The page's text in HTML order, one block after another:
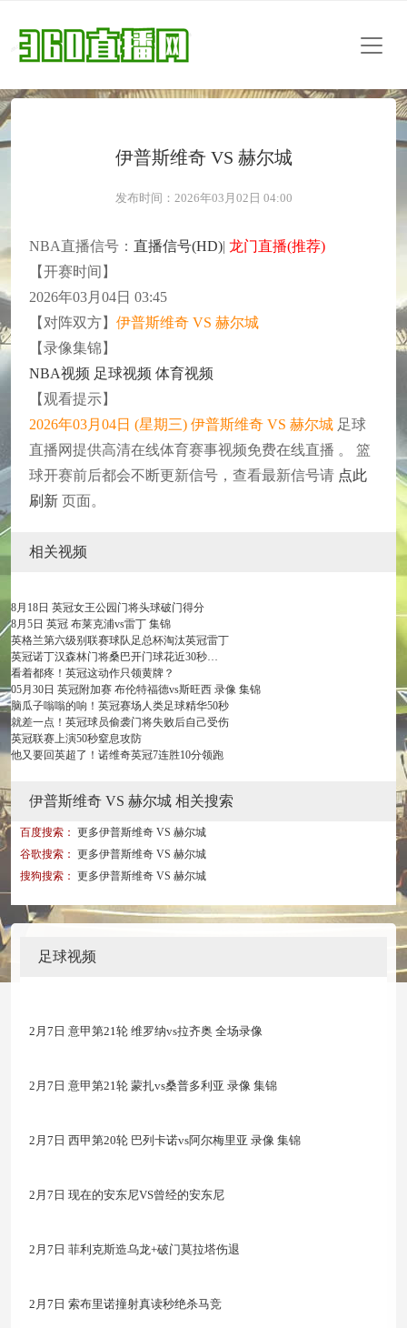
伊普斯维奇 VS 赫尔城
发布时间：2026年03月02日 04:00
NBA直播信号： 直播信号(HD)| 龙门直播(推荐)
【开赛时间】
2026年03月04日 03:45
【对阵双方】 伊普斯维奇 VS 赫尔城
【录像集锦】
NBA视频 足球视频 体育视频
【观看提示】
2026年03月04日 (星期三) 伊普斯维奇 VS 赫尔城 足球
直播网提供高清在线体育赛事视频免费在线直播 。 篮
球开赛前后都会不断更新信号，查看最新信号请 点此
刷新 页面。
相关视频
8月18日 英冠女王公园门将头球破门得分
8月5日 英冠 布莱克浦vs雷丁 集锦
英格兰第六级别联赛球队足总杯淘汰英冠雷丁
英冠诺丁汉森林门将桑巴开门球花近30秒…
看着都疼！英冠这动作只领黄牌？
05月30日 英冠附加赛 布伦特福德vs斯旺西 录像 集锦
脑瓜子嗡嗡的响！英冠赛场人类足球精华50秒
就差一点！英冠球员偷袭门将失败后自己受伤
英冠联赛上演50秒窒息攻防
他又要回英超了！诺维奇英冠7连胜10分领跑
伊普斯维奇 VS 赫尔城 相关搜索
百度搜索： 更多伊普斯维奇 VS 赫尔城
谷歌搜索： 更多伊普斯维奇 VS 赫尔城
搜狗搜索： 更多伊普斯维奇 VS 赫尔城
足球视频
2月7日 意甲第21轮 维罗纳vs拉齐奥 全场录像
2月7日 意甲第21轮 蒙扎vs桑普多利亚 录像 集锦
2月7日 西甲第20轮 巴列卡诺vs阿尔梅里亚 录像 集锦
2月7日 现在的安东尼VS曾经的安东尼
2月7日 菲利克斯造乌龙+破门莫拉塔伤退
2月7日 索布里诺撞射真读秒绝杀马竞